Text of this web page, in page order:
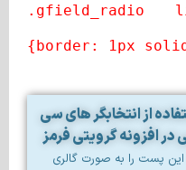
.gfield_radio
{border: 1px
از انتخابگر های سی
افزونه گرویتی فرمز
این پست را به صورت گالری